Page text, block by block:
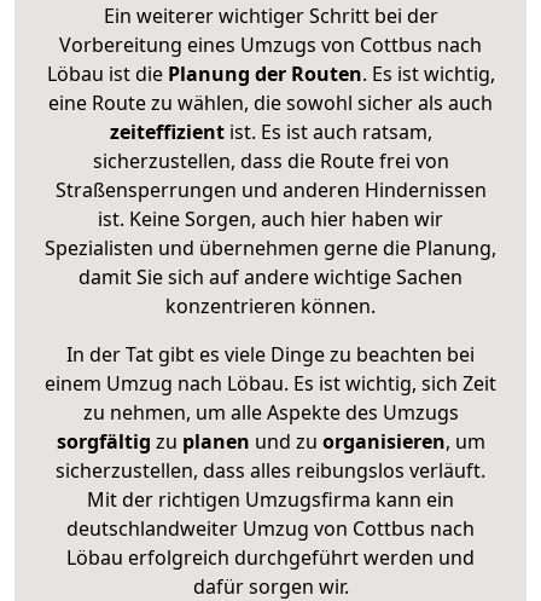
Ein weiterer wichtiger Schritt bei der
Vorbereitung eines Umzugs von Cottbus nach
Löbau ist diePlanung der Routen. Es ist wichtig,
eine Route zu wählen, die sowohl sicher als auch
zeiteffizientist. Es ist auch ratsam,
sicherzustellen, dass die Route frei von
Straßensperrungen und anderen Hindernissen
ist. Keine Sorgen, auch hier haben wir
Spezialisten und übernehmen gerne die Planung,
damit Sie sich auf andere wichtige Sachen
konzentrieren können.
In der Tat gibt es viele Dinge zu beachten bei
einem Umzug nach Löbau. Es ist wichtig, sich Zeit
zu nehmen, um alle Aspekte des Umzugs
sorgfältig zu planen und zu organisieren, um
sicherzustellen, dass alles reibungslos verläuft.
Mit der richtigen Umzugsfirma kann ein
deutschlandweiter Umzug von Cottbus nach
Löbau erfolgreich durchgeführt werden und
dafür sorgen wir.